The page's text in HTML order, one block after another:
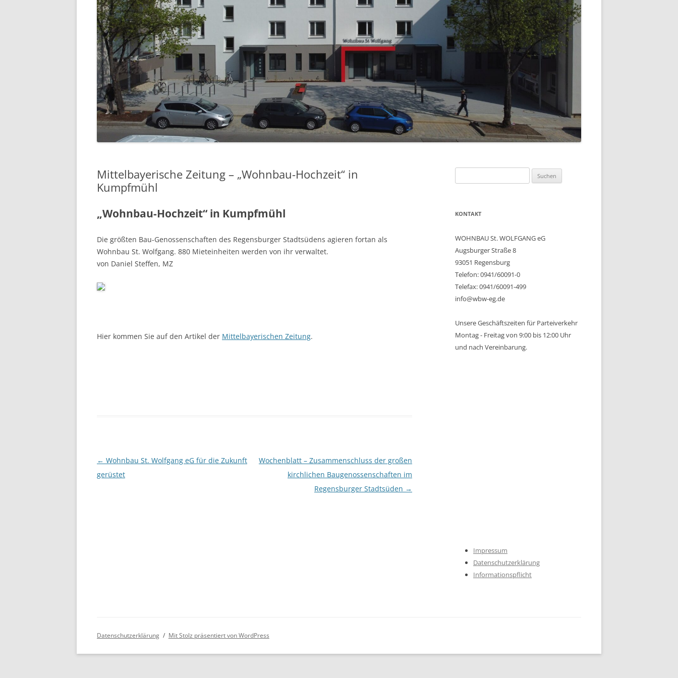
7 KÖNIGSWIESEN
8 ZIEGETSBERG
Mittelbayerische Zeitung – „Wohnbau-Hochzeit“ in
Kumpfmühl
„Wohnbau-Hochzeit“ in Kumpfmühl
Die größten Bau-Genossenschaften des Regensburger Stadtsüdens agieren fortan als
Wohnbau St. Wolfgang. 880 Mieteinheiten werden von ihr verwaltet.
von Daniel Steffen, MZ
Hier kommen Sie auf den Artikel der Mittelbayerischen Zeitung.
Beitragsnavigation
← Wohnbau St. Wolfgang eG für die Zukunft
gerüstet
Wochenblatt – Zusammenschluss der großen
kirchlichen Baugenossenschaften im
Regensburger Stadtsüden →
nach:
KONTAKT
WOHNBAU St. WOLFGANG eG
Augsburger Straße 8
93051 Regensburg
Telefon: 0941/60091-0
Telefax: 0941/60091-499
info@wbw-eg.de
Unsere Geschäftszeiten für Parteiverkehr
Montag - Freitag von 9:00 bis 12:00 Uhr
und nach Vereinbarung.
Impressum
Datenschutzerklärung
Informationspflicht
Datenschutzerklärung Mit Stolz präsentiert von WordPress